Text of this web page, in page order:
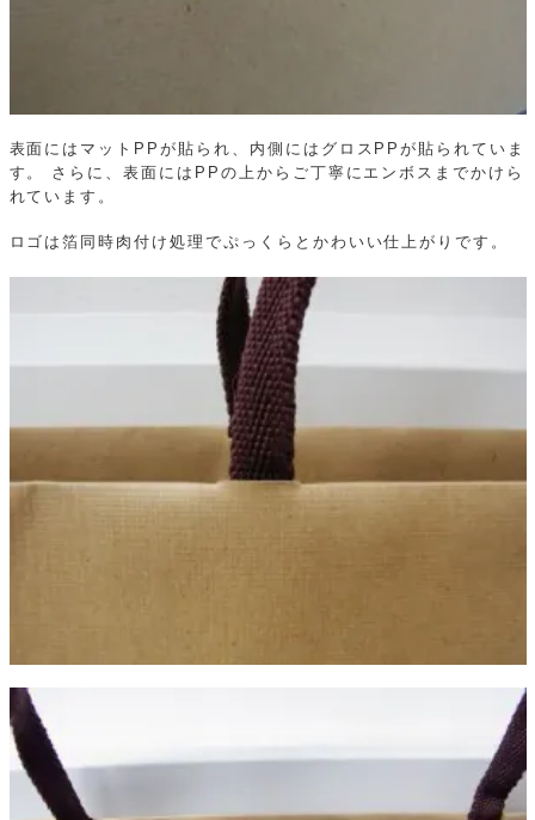
表面にはマットPPが貼られ、内側にはグロスPPが貼られていま
す。
さらに、表面にはPPの上からご丁寧にエンボスまでかけら
れています。
ロゴは箔同時肉付け処理でぷっくらとかわいい仕上がりです。